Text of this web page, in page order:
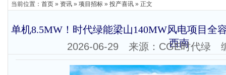
当前位置： 首页 » 资讯 » 项目招标 » 投产喜讯 » 正文
单机8.5MW！时代绿能梁山140MW风电项目全
西南
2026-06-29 来源：CGE时代绿